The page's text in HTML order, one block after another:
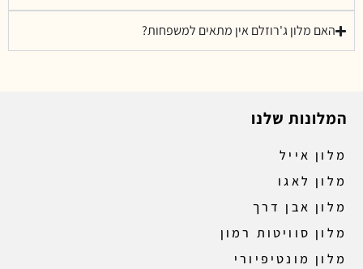
האם מלון ג'רוזלם אין מתאים למשפחות?
המלונות שלנו
מלון אייל
מלון לאגו
מלון אבן דרך
מלון סוויטות רמון
מלון מונטיפיורי